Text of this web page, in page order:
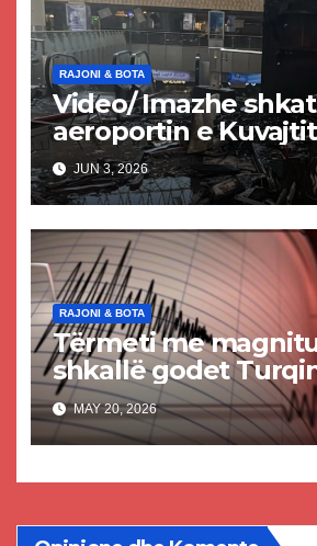
RAJONI & BOTA
Video/ Imazhe
aeroportin e
sulmit iranian, një i
dhe shumë të
JUN 3, 2026
RAJONI & BOTA
Tërmeti me
shkallë godet
MAY 20, 2026